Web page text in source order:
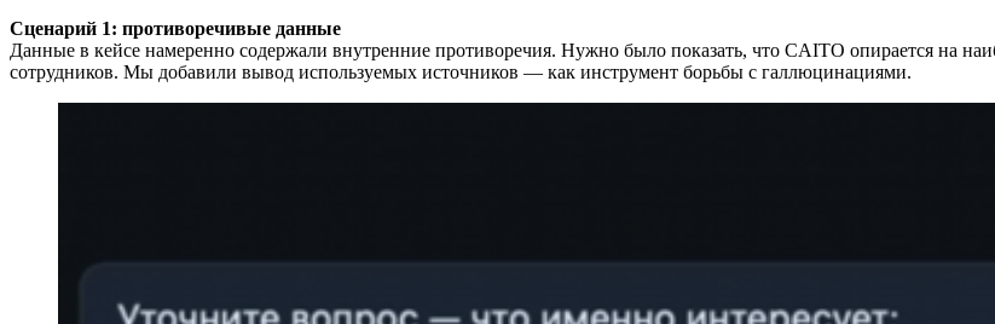
Сценарий 1: противоречивые данные
Данные в кейсе намеренно содержали внутренние противоречия. Нужно было показать, что CAITO опирается на
сотрудников. Мы добавили вывод используемых источников — как инструмент борьбы с галлюцинациями.